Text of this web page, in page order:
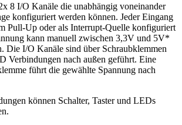
8 I/O Kanäle die unabhängig voneinander
konfiguriert werden können. Jeder Eingang
Pull-Up oder als Interrupt-Quelle konfiguriert
kann manuell zwischen 3,3V und 5V*
Die I/O Kanäle sind über Schraubklemmen
Verbindungen nach außen geführt. Eine
führt die gewählte Spannung nach
können Schalter, Taster und LEDs